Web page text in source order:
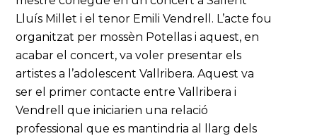
Lluís Millet i el tenor Emili Vendrell. L’acte fou
organitzat per mossèn Potellas i aquest, en
acabar el concert, va voler presentar els
artistes a l’adolescent Vallribera. Aquest va
ser el primer contacte entre Vallribera i
Vendrell que iniciarien una relació
professional que es mantindria al llarg dels